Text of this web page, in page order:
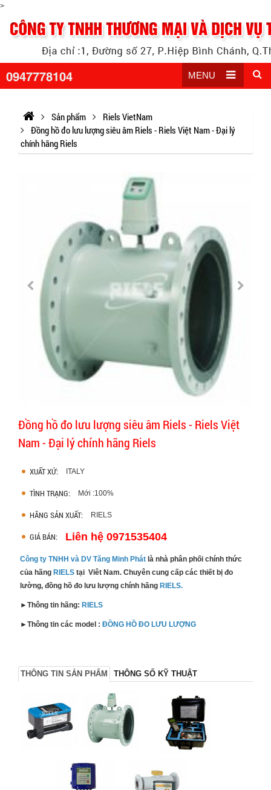
>
0947778104 MENU
Sản phẩm
Riels VietNam
Đồng hồ đo lưu lượng siêu âm Riels - Riels Việt Nam - Đại lý
chính hãng Riels
Đồng hồ đo lưu lượng siêu âm Riels - Riels Việt
Nam - Đại lý chính hãng Riels
XUẤT XỨ: ITALY
TÌNH TRẠNG: Mới :100%
HÃNG SẢN XUẤT: RIELS
GIÁ BÁN: Liên hệ 0971535404
Công ty TNHH và DV Tăng Minh Phát là nhà phân phối chính thức
của hãng RIELS tại Viêt Nam. Chuyên cung cấp các thiết bị đo
lường, đồng hồ đo lưu lượng chính hãng RIELS.
►Thông tin hãng: RIELS
►Thông tin các model : ĐỒNG HỒ ĐO LƯU LƯỢNG
THÔNG TIN SẢN PHẨM THÔNG SỐ KỸ THUẬT